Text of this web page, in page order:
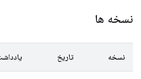
نسخه ها
نسخه تاریخ